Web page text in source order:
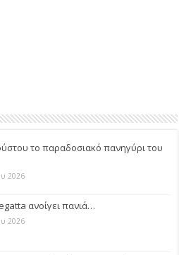
το παραδοσιακό πανηγύρι του
2026
ανοίγει πανιά…
2026